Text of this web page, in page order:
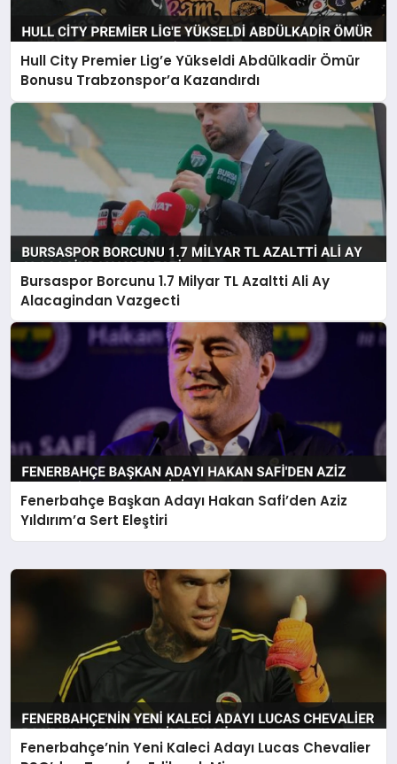
Hull City Premier Lig’e Yükseldi Abdülkadir Ömür
Bonusu Trabzonspor’a Kazandırdı
Bursaspor Borcunu 1.7 Milyar TL Azaltti Ali Ay
Alacagindan Vazgecti
Fenerbahçe Başkan Adayı Hakan Safi’den Aziz
Yıldırım’a Sert Eleştiri
Fenerbahçe’nin Yeni Kaleci Adayı Lucas Chevalier